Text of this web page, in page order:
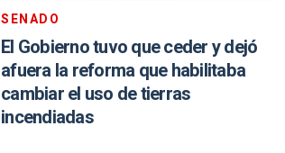
SENADO
El Gobierno tuvo que ceder y dejó
afuera la reforma que habilitaba
cambiar el uso de tierras
incendiadas